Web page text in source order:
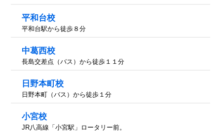
平和台校
平和台駅から徒歩８分
中葛西校
長島交差点（バス）から徒歩１１分
日野本町校
日野本町（バス）から徒歩１分
小宮校
JR八高線「小宮駅」ロータリー前。